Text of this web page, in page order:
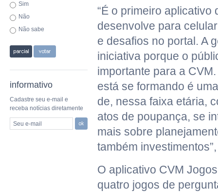
Sim
Não
Não sabe
informativo
Cadastre seu e-mail e
receba notícias diretamente
Seu e-mail
“É o primeiro aplicativo
desenvolve para
e desafios no portal. A
iniciativa porque o
importante para a
está se formando é
de, nessa faixa etária,
atos de poupança, se
mais sobre
também
O aplicativo CVM
quatro jogos de